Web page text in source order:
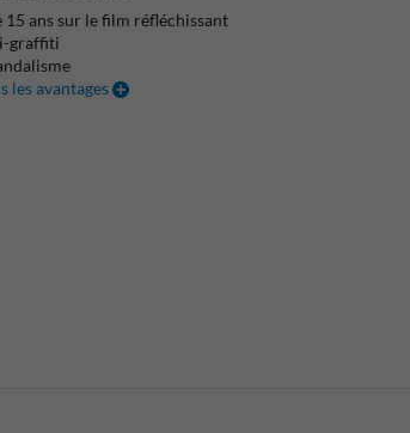
15 ans sur le film réfléchissant
graffiti
les avantages